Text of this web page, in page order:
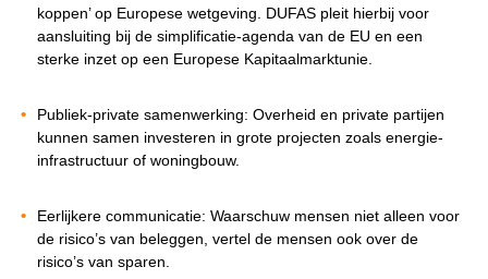
koppen’ op Europese wetgeving. DUFAS pleit hierbij voor
aansluiting bij de simplificatie-agenda van de EU en een
sterke inzet op een Europese Kapitaalmarktunie.
Publiek-private samenwerking: Overheid en private partijen
kunnen samen investeren in grote projecten zoals energie-
infrastructuur of woningbouw.
Eerlijkere communicatie: Waarschuw mensen niet alleen voor
de risico’s van beleggen, vertel de mensen ook over de
risico’s van sparen.